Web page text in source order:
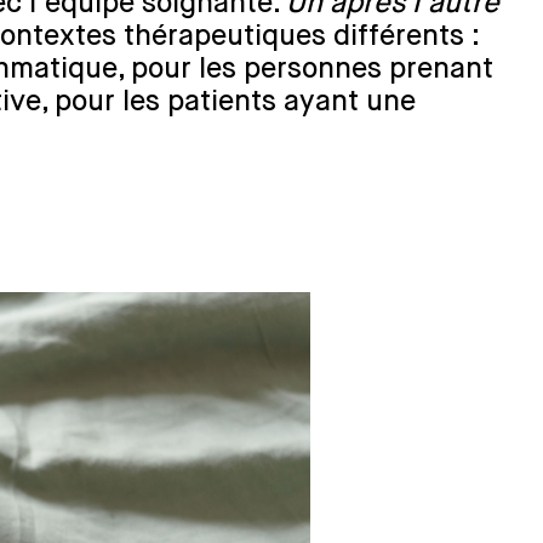
thérapeutiques différents :
pour les personnes prenant
pour les patients ayant une